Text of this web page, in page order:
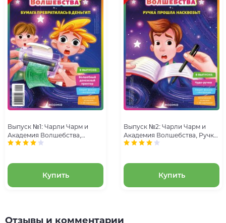
Выпуск №1: Чарли Чарм и
Академия Волшебства,
Бумага превратилась в
Купить
Выпуск №2: Чарли Чарм и
Академия Волшебства, Ручка
прошла насквозь
Купить
Отзывы и комментарии